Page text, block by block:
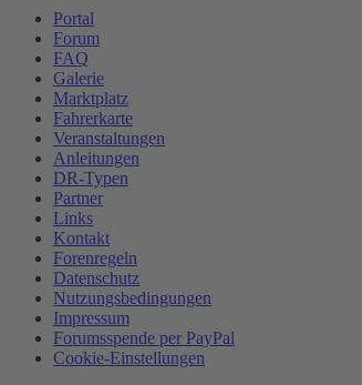
Portal
Forum
FAQ
Galerie
Marktplatz
Fahrerkarte
Veranstaltungen
Anleitungen
DR-Typen
Partner
Links
Kontakt
Forenregeln
Datenschutz
Nutzungsbedingungen
Impressum
Forumsspende per PayPal
Cookie-Einstellungen